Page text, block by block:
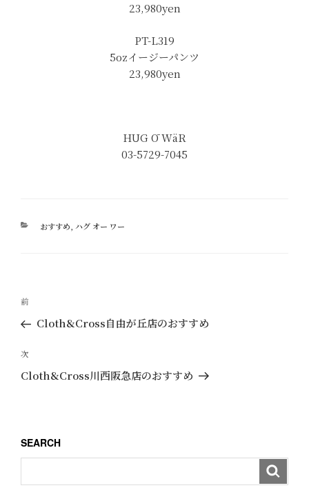
23,980yen
PT-L319
5ozイージーパンツ
23,980yen
HUG Ō WäR
03-5729-7045
カ
おすすめ, ハグ オー ワー
投
ナ
ビ
ゲ
ン
過
去
投
稿
前
Cloth&Cross自由が丘店のおすすめ
次
の
次
Cloth&Cross川西阪急店のおすすめ
SEARCH